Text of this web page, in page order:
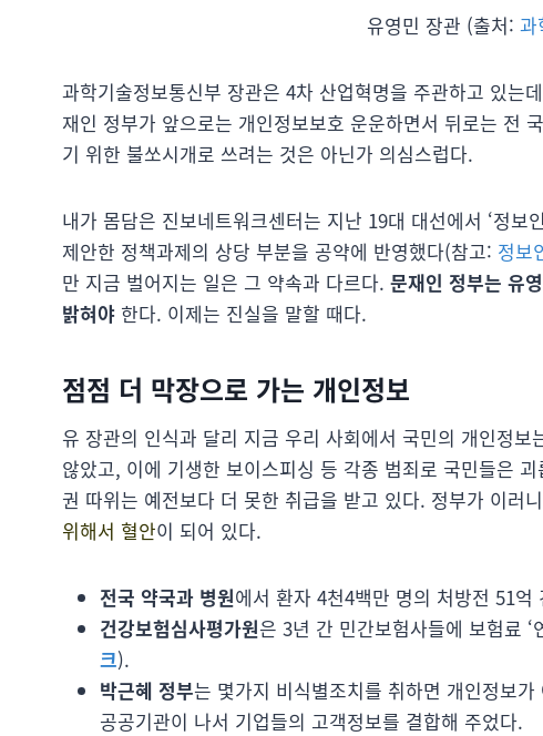
유영민 장관 (출처: 과
과학기술정보통신부 장관은 4차 산업혁명을 주관하고 있는
재인 정부가 앞으로는 개인정보보호 운운하면서 뒤로는 전
기 위한 불쏘시개로 쓰려는 것은 아닌가 의심스럽다.
내가 몸담은 진보네트워크센터는 지난 19대 대선에서 ‘정
제안한 정책과제의 상당 부분을 공약에 반영했다(참고: 정보
만 지금 벌어지는 일은 그 약속과 다르다. 문재인 정부는 유
밝혀야 한다. 이제는 진실을 말할 때다.
점점 더 막장으로 가는 개인정보
유 장관의 인식과 달리 지금 우리 사회에서 국민의 개인정
않았고, 이에 기생한 보이스피싱 등 각종 범죄로 국민들은
권 따위는 예전보다 더 못한 취급을 받고 있다. 정부가 이러니
위해서 혈안이 되어 있다.
전국 약국과 병원에서 환자 4천4백만 명의 처방전 51
건강보험심사평가원은 3년 간 민간보험사들에 보험료
크).
박근혜 정부는 몇가지 비식별조치를 취하면 개인정보
공공기관이 나서 기업들의 고객정보를 결합해 주었다.